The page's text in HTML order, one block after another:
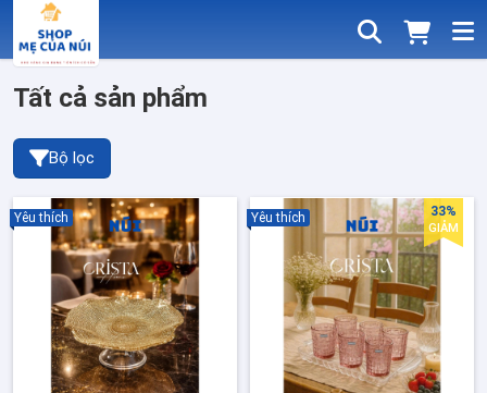
Tất cả sản phẩm
Bộ lọc
Yêu thích Yêu thích 33%
GIẢM